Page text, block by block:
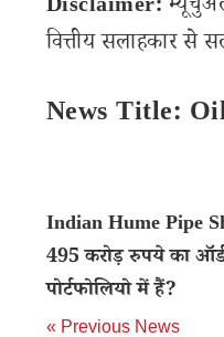
Disclaimer:
वित्तीय सलाहकार से
News Title:
Indian Hume Pipe
495 करोड़ रुपये का
पोर्टफोलियो में हैं?
« Previous News